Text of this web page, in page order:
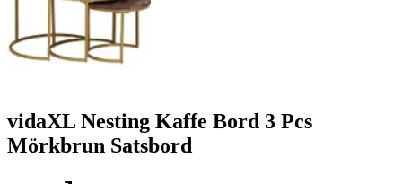
vidaXL Nesting Kaffe Bord 3 Pcs
Mörkbrun Satsbord